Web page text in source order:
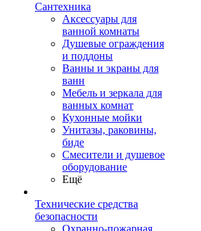
Сантехника
Аксессуары для
ванной комнаты
Душевые ограждения
и поддоны
Ванны и экраны для
ванн
Мебель и зеркала для
ванных комнат
Кухонные мойки
Унитазы, раковины,
биде
Смесители и душевое
оборудование
Ещё
Технические средства
безопасности
Охранно-пожарная